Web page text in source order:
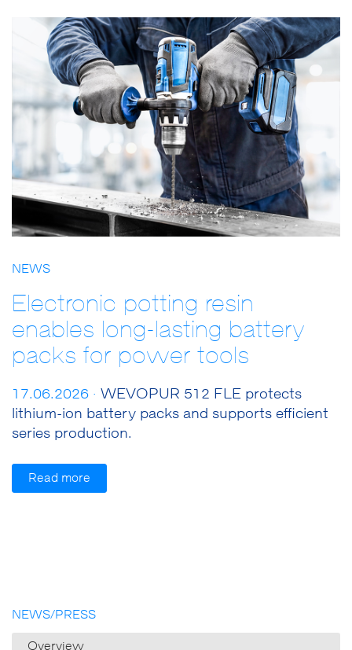
NEWS
Electronic potting resin
enables long-lasting battery
packs for power tools
17.06.2026 · WEVOPUR 512 FLE protects
lithium-ion battery packs and supports efficient
series production.
Read more
NEWS/PRESS
Overview